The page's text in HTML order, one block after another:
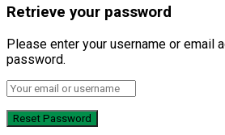
Retrieve your password
Please enter your username or email
password.